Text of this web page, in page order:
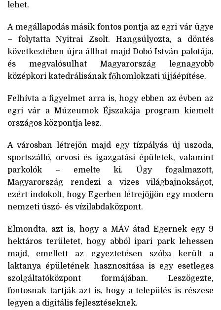
lehet.
A megállapodás másik fontos pontja az egri vár ügye
– folytatta Nyitrai Zsolt. Hangsúlyozta, a döntés
következtében újra állhat majd Dobó István palotája,
és megvalósulhat Magyarország legnagyobb
középkori katedrálisának főhomlokzati újjáépítése.
Felhívta a figyelmet arra is, hogy ebben az évben az
egri vár a Múzeumok Éjszakája program kiemelt
országos központja lesz.
A városban létrejön majd egy tízpályás új uszoda,
sportszálló, orvosi és igazgatási épületek, valamint
parkolók – emelte ki. Úgy fogalmazott,
Magyarország rendezi a vizes világbajnokságot,
ezért indokolt, hogy Egerben létrejöjjön egy modern
nemzeti úszó- és vízilabdaközpont.
Elmondta, azt is, hogy a MÁV átad Egernek egy 9
hektáros területet, hogy abból ipari park lehessen
majd, emellett az egyeztetésen szóba került a
laktanya épületének hasznosítása is egy esetleges
szolgáltatóközpont formájában. Leszögezte,
fontosnak tartják azt is, hogy a település is részese
legyen a digitális fejlesztéseknek.